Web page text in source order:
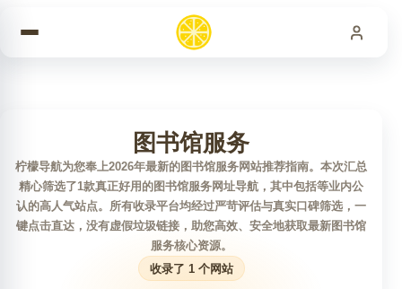
图书馆服务
柠檬导航为您奉上2026年最新的图书馆服务网站推荐指南。本次汇总
精心筛选了1款真正好用的图书馆服务网址导航，其中包括等业内公
认的高人气站点。所有收录平台均经过严苛评估与真实口碑筛选，一
键点击直达，没有虚假垃圾链接，助您高效、安全地获取最新图书馆
服务核心资源。
收录了 1 个网站